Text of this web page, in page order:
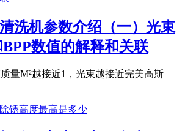
洗机参数介绍（一）光束
BPP数值的解释和关联
质量M²越接近1，光束越接近完美高斯